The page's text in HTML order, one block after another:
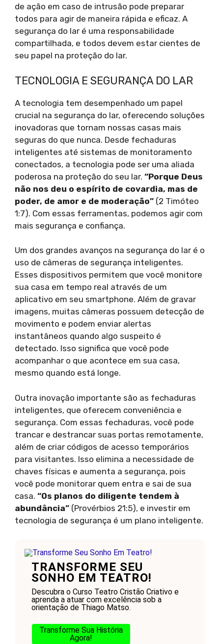
de ação em caso de intrusão pode preparar
todos para agir de maneira rápida e eficaz. A
segurança do lar é uma responsabilidade
compartilhada, e todos devem estar cientes de
seu papel na proteção do lar.
TECNOLOGIA E SEGURANÇA DO LAR
A tecnologia tem desempenhado um papel
crucial na segurança do lar, oferecendo soluções
inovadoras que tornam nossas casas mais
seguras do que nunca. Desde fechaduras
inteligentes até sistemas de monitoramento
conectados, a tecnologia pode ser uma aliada
poderosa na proteção do seu lar. “Porque Deus
não nos deu o espírito de covardia, mas de
poder, de amor e de moderação” (2 Timóteo
1:7). Com essas ferramentas, podemos agir com
mais segurança e confiança.
Um dos grandes avanços na segurança do lar é o
uso de câmeras de segurança inteligentes.
Esses dispositivos permitem que você monitore
sua casa em tempo real através de um
aplicativo em seu smartphone. Além de gravar
imagens, muitas câmeras possuem detecção de
movimento e podem enviar alertas
instantâneos quando algo suspeito é
detectado. Isso significa que você pode
acompanhar o que acontece em sua casa,
mesmo quando está longe.
Outra inovação importante são as fechaduras
inteligentes, que oferecem conveniência e
segurança. Com essas fechaduras, você pode
trancar e destrancar suas portas remotamente,
além de criar códigos de acesso temporários
para visitantes. Isso elimina a necessidade de
chaves físicas e aumenta a segurança, pois
você pode monitorar quem entra e sai de sua
casa. “Os planos do diligente tendem à
abundância” (Provérbios 21:5), e investir em
tecnologia de segurança é um plano inteligente.
TRANSFORME SEU
SONHO EM TEATRO!
Descubra o Curso Teatro Cristão Criativo e
aprenda a atuar com excelência sob a
orientação de Thiago Matso.
Transforme Sua História
Agora!